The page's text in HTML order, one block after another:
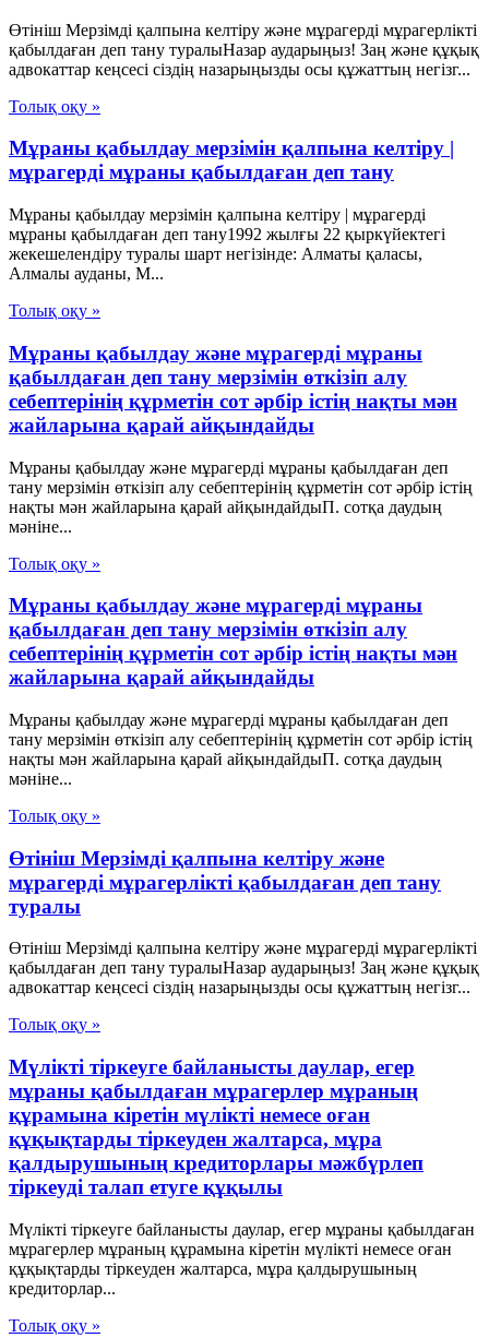
Өтініш Мерзімді қалпына келтіру және мұрагерді мұрагерлікті
қабылдаған деп тану туралыНазар аударыңыз! Заң және құқық
адвокаттар кеңсесі сіздің назарыңызды осы құжаттың негізг...
Толық оқу »
Мұраны қабылдау мерзімін қалпына келтіру |
мұрагерді мұраны қабылдаған деп тану
Мұраны қабылдау мерзімін қалпына келтіру | мұрагерді
мұраны қабылдаған деп тану1992 жылғы 22 қыркүйектегі
жекешелендіру туралы шарт негізінде: Алматы қаласы,
Алмалы ауданы, М...
Толық оқу »
Мұраны қабылдау және мұрагерді мұраны
қабылдаған деп тану мерзімін өткізіп алу
себептерінің құрметін сот әрбір істің нақты мән
жайларына қарай айқындайды
Мұраны қабылдау және мұрагерді мұраны қабылдаған деп
тану мерзімін өткізіп алу себептерінің құрметін сот әрбір істің
нақты мән жайларына қарай айқындайдыП. сотқа даудың
мәніне...
Толық оқу »
Мұраны қабылдау және мұрагерді мұраны
қабылдаған деп тану мерзімін өткізіп алу
себептерінің құрметін сот әрбір істің нақты мән
жайларына қарай айқындайды
Мұраны қабылдау және мұрагерді мұраны қабылдаған деп
тану мерзімін өткізіп алу себептерінің құрметін сот әрбір істің
нақты мән жайларына қарай айқындайдыП. сотқа даудың
мәніне...
Толық оқу »
Өтініш Мерзімді қалпына келтіру және
мұрагерді мұрагерлікті қабылдаған деп тану
туралы
Өтініш Мерзімді қалпына келтіру және мұрагерді мұрагерлікті
қабылдаған деп тану туралыНазар аударыңыз! Заң және құқық
адвокаттар кеңсесі сіздің назарыңызды осы құжаттың негізг...
Толық оқу »
Мүлікті тіркеуге байланысты даулар, егер
мұраны қабылдаған мұрагерлер мұраның
құрамына кіретін мүлікті немесе оған
құқықтарды тіркеуден жалтарса, мұра
қалдырушының кредиторлары мәжбүрлеп
тіркеуді талап етуге құқылы
Мүлікті тіркеуге байланысты даулар, егер мұраны қабылдаған
мұрагерлер мұраның құрамына кіретін мүлікті немесе оған
құқықтарды тіркеуден жалтарса, мұра қалдырушының
кредиторлар...
Толық оқу »